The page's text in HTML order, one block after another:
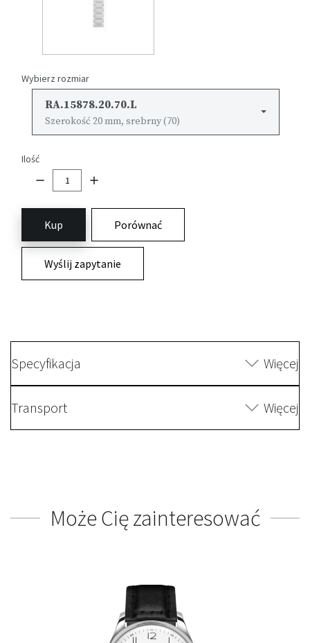
Wybierz rozmiar
RA.15878.20.70.L
Szerokość 20 mm, srebrny (70)
Ilość
Kup Porównać
Wyślij zapytanie
Specyfikacja Więcej
Transport Więcej
Może Cię zainteresować